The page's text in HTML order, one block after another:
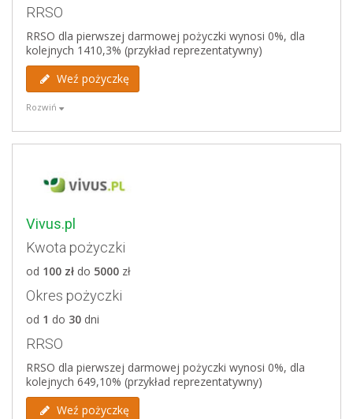
brak pierwszej darmowej pożyczki,
Weryfikowane bazy
BIG Infomonitor
Krajowy Rejestr Długów
RRSO
RRSO dla pierwszej darmowej pożyczki wynosi 0%, dla
kolejnych 1410,3% (przykład reprezentatywny)
Weź pożyczkę
Rozwiń
Zalety
wysoka górna granica wieku kredytobiorcy - 76 lat,
biuro obsługi klienta pracuje przez cały tydzień od
Wady
ERIF
dolna granica wieku pożyczkobiorcy to 20 lat
BIG Infomonitor
ERIF
Krajowy Rejestr Długów
Vivus.pl
Kwota pożyczki
od 100 zł do 5000 zł
Okres pożyczki
od 1 do 30 dni
RRSO
RRSO dla pierwszej darmowej pożyczki wynosi 0%, dla
kolejnych 649,10% (przykład reprezentatywny)
Weź pożyczkę